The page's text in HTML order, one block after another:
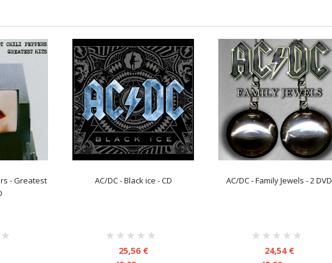
‎- Greatest
AC/DC - Black ice - CD
рейтинг:
25,56 €
AC/DC - Family Jewels - 2 DVD
рейтинг:
24,54 €